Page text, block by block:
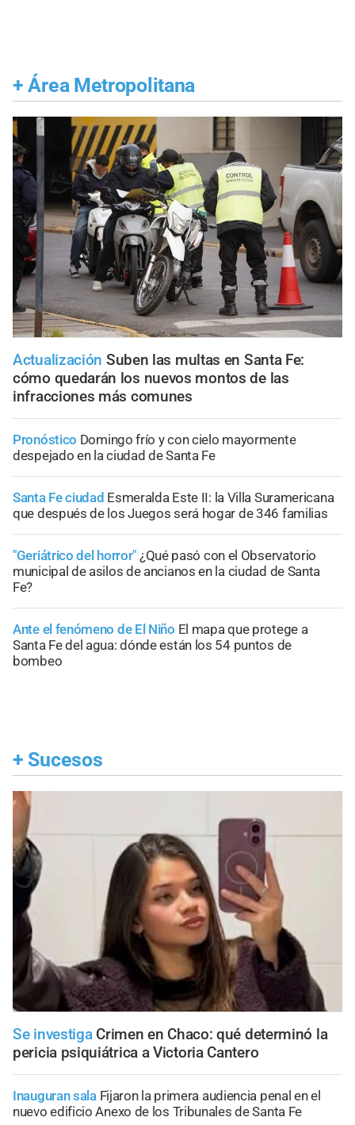
+ Área Metropolitana
Actualización Suben las multas en Santa Fe:
cómo quedarán los nuevos montos de las
infracciones más comunes
Pronóstico Domingo frío y con cielo mayormente
despejado en la ciudad de Santa Fe
Santa Fe ciudad Esmeralda Este II: la Villa Suramericana
que después de los Juegos será hogar de 346 familias
"Geriátrico del horror" ¿Qué pasó con el Observatorio
municipal de asilos de ancianos en la ciudad de Santa
Fe?
Ante el fenómeno de El Niño El mapa que protege a
Santa Fe del agua: dónde están los 54 puntos de
bombeo
+ Sucesos
Se investiga Crimen en Chaco: qué determinó la
pericia psiquiátrica a Victoria Cantero
Inauguran sala Fijaron la primera audiencia penal en el
nuevo edificio Anexo de los Tribunales de Santa Fe